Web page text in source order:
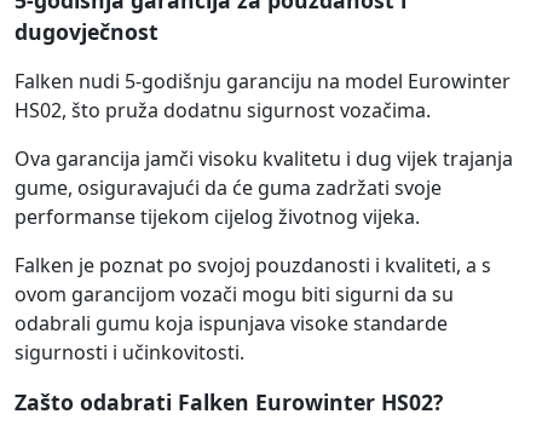
dugovječnost
Falken nudi 5-godišnju garanciju na model Eurowinter
HS02, što pruža dodatnu sigurnost vozačima.
Ova garancija jamči visoku kvalitetu i dug vijek trajanja
gume, osiguravajući da će guma zadržati svoje
performanse tijekom cijelog životnog vijeka.
Falken je poznat po svojoj pouzdanosti i kvaliteti, a s
ovom garancijom vozači mogu biti sigurni da su
odabrali gumu koja ispunjava visoke standarde
sigurnosti i učinkovitosti.
Zašto odabrati Falken Eurowinter HS02?